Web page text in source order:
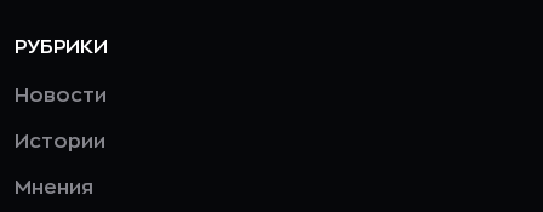
РУБРИКИ
Новости
Истории
Мнения